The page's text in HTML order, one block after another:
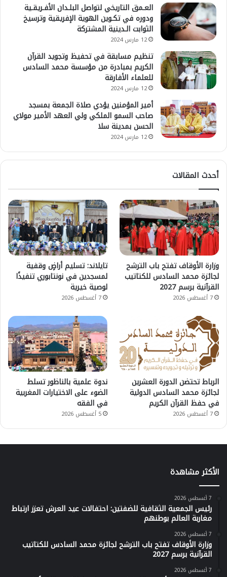
العـمق التاريخي لتواصل البلـدان الأفـريقـية
ودوره في تكـوين الهوية الإفريقية وترسيخ
الثوابت الـدينية المشتركة
12 مارس 2024
تنظيم مسابقة في تحفيظ وتجويد القرآن
الكريم بمبادرة من مؤسسة محمد السادس
للعلماء الأفارقة
12 مارس 2024
أمير المؤمنين يؤدي صلاة الجمعة بمسجد
صاحب السمو الملكي ولي العهد الأمير مولاي
الحسن بمدينة سلا
12 مارس 2024
أحدث المقالات
وزارة الأوقاف تفتح باب الترشح
لجائزة محمد السادس للكتاتيب
القرآنية برسم 2027
7 أغسطس 2026
تايلاند: تسليم أراضٍ وقفية
لمسجدين في نونتابوري تنفيذًا
لوصية خيرية
7 أغسطس 2026
الرباط تحتضن الدورة العشرين
لجائزة محمد السادس الدولية
في حفظ القرآن الكريم
7 أغسطس 2026
ندوة علمية بالناظور تسلط
الضوء على الاختيارات المغربية
في الفقه
5 أغسطس 2026
الأكثر مشاهدة
7 أغسطس 2026
رئيس الجمعية الثقافية للضفتين: احتفالات عيد العرش تعزز ارتباط
مغاربة العالم بوطنهم
7 أغسطس 2026
وزارة الأوقاف تفتح باب الترشح لجائزة محمد السادس للكتاتيب
القرآنية برسم 2027
7 أغسطس 2026